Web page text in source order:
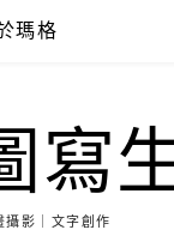
瑪格
寫
攝影｜文字創作